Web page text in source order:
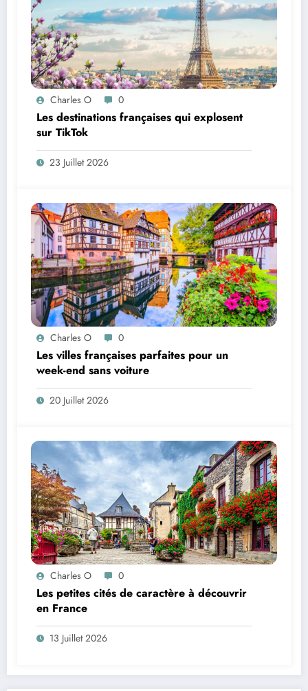
Charles O 0
Les destinations françaises qui explosent
sur TikTok
23 Juillet 2026
Charles O 0
Les villes françaises parfaites pour un
week-end sans voiture
20 Juillet 2026
Charles O 0
Les petites cités de caractère à découvrir
en France
13 Juillet 2026